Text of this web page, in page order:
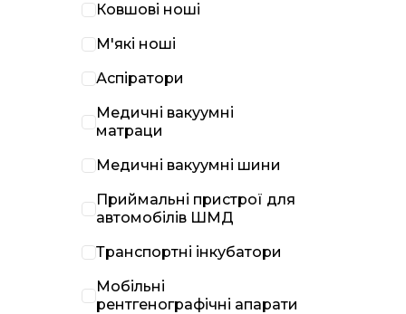
Ковшові ноші
М'які ноші
Аспіратори
Медичні вакуумні
матраци
Медичні вакуумні шини
Приймальні пристрої для
автомобілів ШМД
Транспортні інкубатори
Мобільні
рентгенографічні апарати